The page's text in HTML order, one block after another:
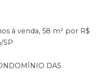
à venda, 58 m² por R$
SP
DAS